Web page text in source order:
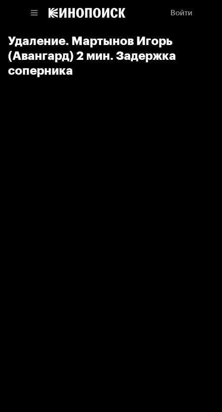
Войти
Удаление. Мартынов Игорь
(Авангард) 2 мин. Задержка
соперника